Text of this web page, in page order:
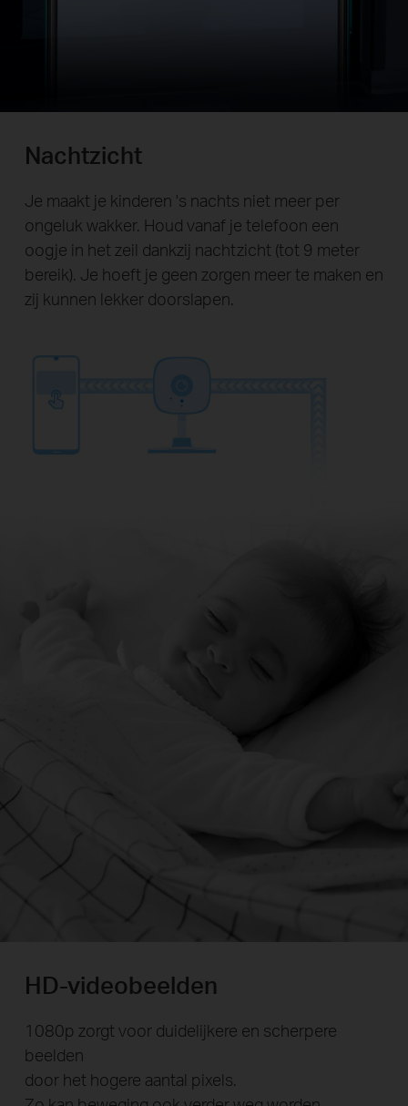
Nachtzicht
Je maakt je kinderen 's nachts niet meer per
ongeluk wakker. Houd vanaf je telefoon een
oogje in het zeil dankzij nachtzicht (tot 9 meter
bereik). Je hoeft je geen zorgen meer te maken en
zij kunnen lekker doorslapen.
HD-videobeelden
1080p zorgt voor duidelijkere en scherpere
beelden
door het hogere aantal pixels.